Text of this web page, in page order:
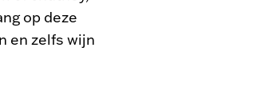
op deze
en zelfs wijn